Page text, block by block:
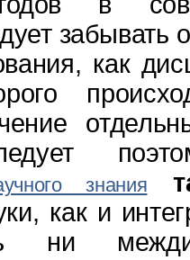
забы­вать
как
знания
как и
ни